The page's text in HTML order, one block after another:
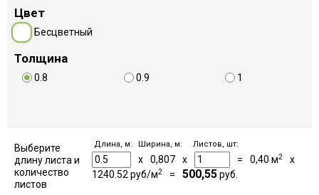
Цвет
Бесцветный
Толщина
0.8 0.9 1
Выберите
длину листа и
количество
листов
Длина, м:
x 0,807
Ширина, м:
x
Листов, шт:
= 0,40 м2
x
1240.52 руб/м2 = 500,55руб.